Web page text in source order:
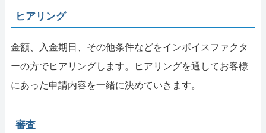
ヒアリング
金額、入金期日、その他条件などをインボイスファクタ
ーの方でヒアリングします。ヒアリングを通してお客様
にあった申請内容を一緒に決めていきます。
審査